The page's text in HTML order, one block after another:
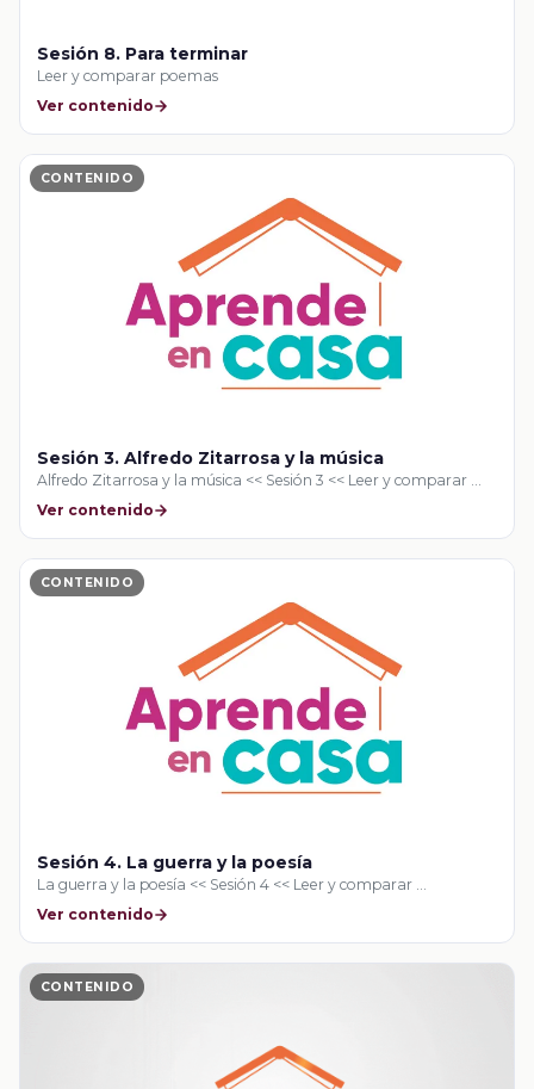
Sesión 8. Para terminar
Leer y comparar poemas
Ver contenido
CONTENIDO
Sesión 3. Alfredo Zitarrosa y la música
Alfredo Zitarrosa y la música << Sesión 3 << Leer y comparar …
Ver contenido
CONTENIDO
Sesión 4. La guerra y la poesía
La guerra y la poesía << Sesión 4 << Leer y comparar …
Ver contenido
CONTENIDO